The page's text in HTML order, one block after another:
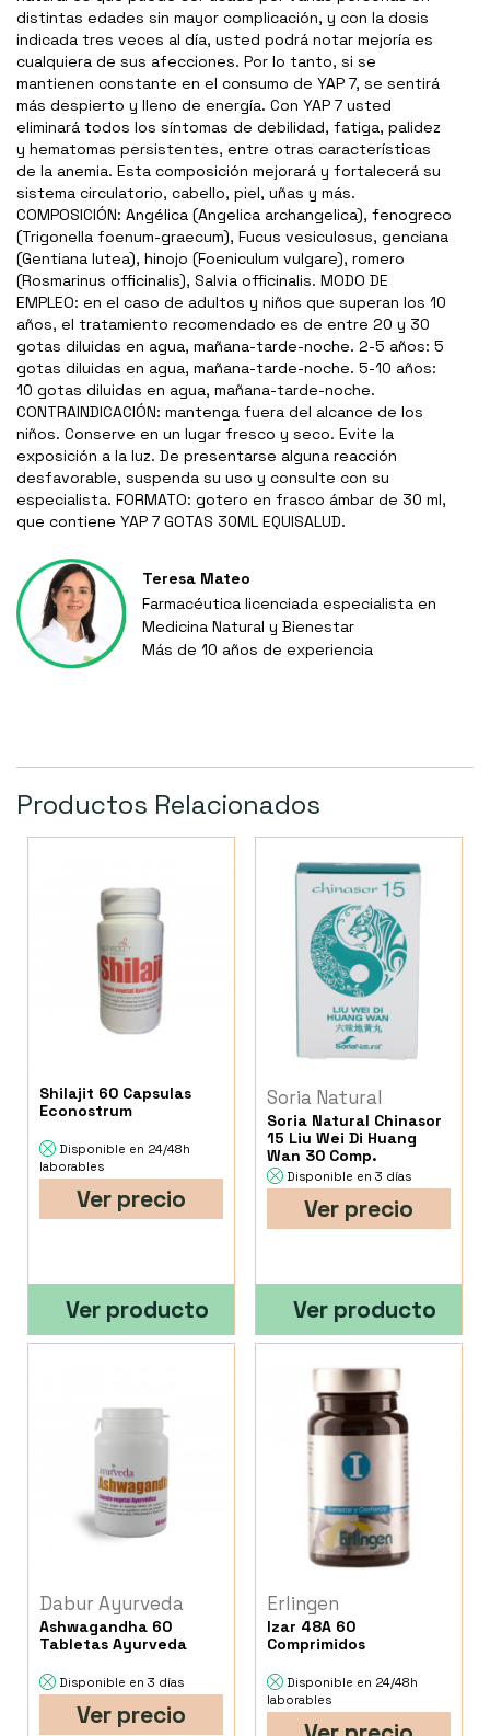
distintas edades sin mayor complicación, y con la dosis
indicada tres veces al día, usted podrá notar mejoría es
cualquiera de sus afecciones. Por lo tanto, si se
mantienen constante en el consumo de YAP 7, se sentirá
más despierto y lleno de energía. Con YAP 7 usted
eliminará todos los síntomas de debilidad, fatiga, palidez
y hematomas persistentes, entre otras características
de la anemia. Esta composición mejorará y fortalecerá su
sistema circulatorio, cabello, piel, uñas y más.
COMPOSICIÓN: Angélica (Angelica archangelica), fenogreco
(Trigonella foenum-graecum), Fucus vesiculosus, genciana
(Gentiana lutea), hinojo (Foeniculum vulgare), romero
(Rosmarinus officinalis), Salvia officinalis. MODO DE
EMPLEO: en el caso de adultos y niños que superan los 10
años, el tratamiento recomendado es de entre 20 y 30
gotas diluidas en agua, mañana-tarde-noche. 2-5 años: 5
gotas diluidas en agua, mañana-tarde-noche. 5-10 años:
10 gotas diluidas en agua, mañana-tarde-noche.
CONTRAINDICACIÓN: mantenga fuera del alcance de los
niños. Conserve en un lugar fresco y seco. Evite la
exposición a la luz. De presentarse alguna reacción
desfavorable, suspenda su uso y consulte con su
especialista. FORMATO: gotero en frasco ámbar de 30 ml,
que contiene YAP 7 GOTAS 30ML EQUISALUD.
Teresa Mateo
Farmacéutica licenciada especialista en
Medicina Natural y Bienestar
Más de 10 años de experiencia
Productos Relacionados
Shilajit 60 Capsulas
Econostrum
Disponible en 24/48h
laborables
Ver precio
Ver producto
Soria Natural
Soria Natural Chinasor
15 Liu Wei Di Huang
Wan 30 Comp.
Disponible en 3 días
Ver precio
Ver producto
Dabur Ayurveda
Ashwagandha 60
Tabletas Ayurveda
Disponible en 3 días
Ver precio
Erlingen
Izar 48A 60
Comprimidos
Disponible en 24/48h
laborables